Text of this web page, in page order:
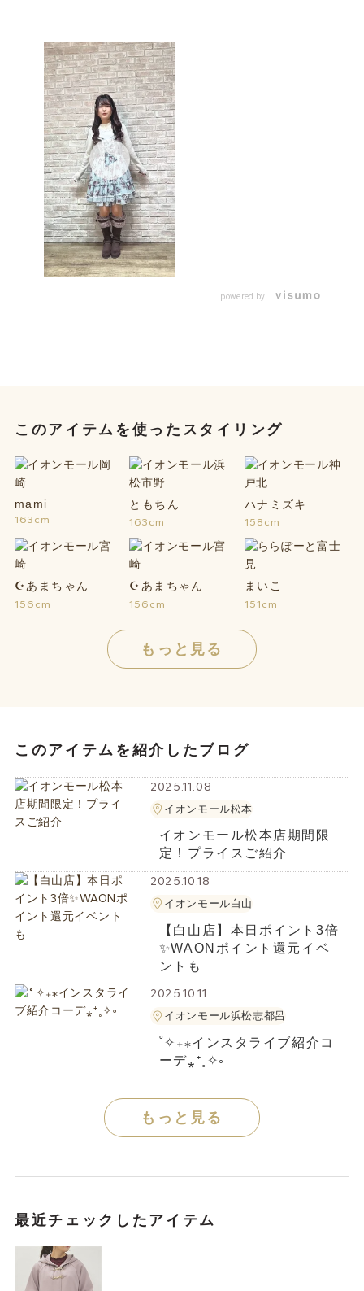
powered by
このアイテムを使ったスタイリング
mami
163cm
ともちん
163cm
ハナミズキ
158cm
☪あまちゃん
156cm
☪あまちゃん
156cm
まいこ
151cm
もっと見る
このアイテムを紹介したブログ
2025.11.08
イオンモール松本
イオンモール松本店期間限
定！プライスご紹介
2025.10.18
イオンモール白山
【白山店】本日ポイント3倍
✨️WAONポイント還元イベ
ントも
2025.10.11
イオンモール浜松志都呂
˚✧₊⁎インスタライブ紹介コ
ーデ⁎⁺˳✧༚
もっと見る
最近チェックしたアイテム